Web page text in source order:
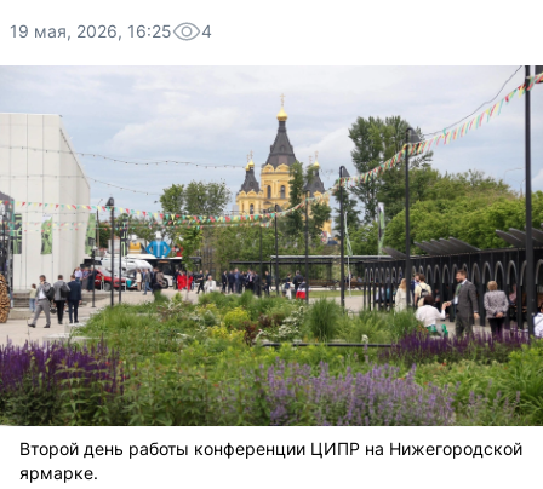
19 мая, 2026, 16:25 4
Второй день работы конференции ЦИПР на Нижегородской
ярмарке.